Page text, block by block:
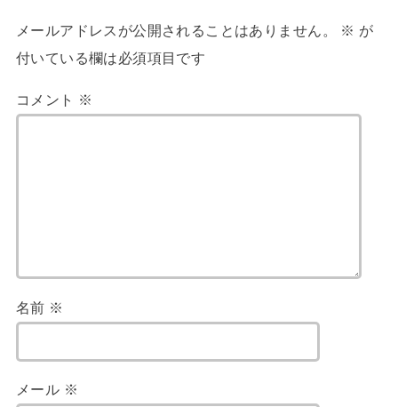
メールアドレスが公開されることはありません。 ※ が
付いている欄は必須項目です
コメント ※
名前 ※
メール ※